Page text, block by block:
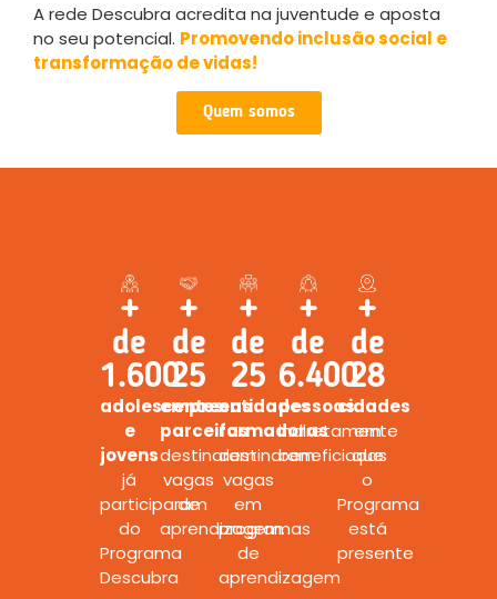
Quem somos
A rede Descubra acredita na juventude e aposta
no seu potencial. Promovendo inclusão social e
transformação de vidas!
+
de
1.600
adolescentes
e
jovens
já
participaram
do
Programa
Descubra
+
de
25
empresas
parceiras
destinaram
vagas
de
aprendizagem.
+
de
25
entidades
formadoras
destinaram
vagas
em
programas
de
aprendizagem
+
de
6.400
pessoas
indiretamente
beneficiadas
+
de
28
cidades
em
que
o
Programa
está
presente